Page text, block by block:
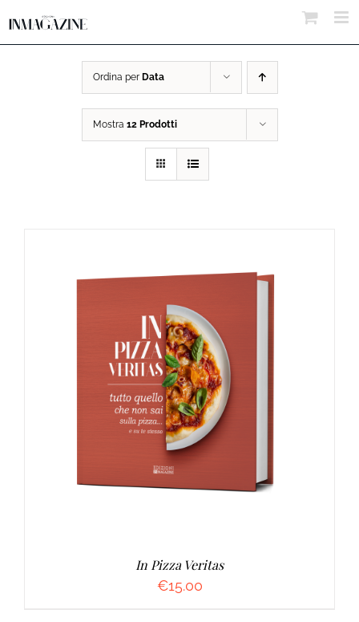
Ordina per Data
Mostra 12 Prodotti
AGGIUNGI AL CARRELLO /
In Pizza Veritas
€15.00